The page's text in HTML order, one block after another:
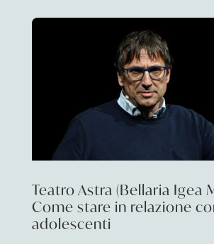
Teatro Astra (Bellaria Igea
Come stare in relazione
adolescenti